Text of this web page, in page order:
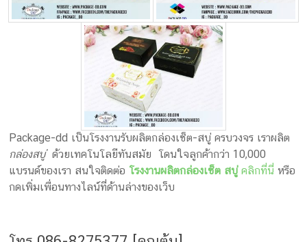
Package-dd เป็นโรงงานรับผลิตกล่องเซ็ต-สบู่ ครบวงจร เราผลิต
กล่องสบู่ด้วยเทคโนโลยีทันสมัย โดนใจลูกค้ากว่า 10,000
แบรนด์ของเรา สนใจติดต่อโรงงานผลิตกล่องเซ็ต สบู่คลิกที่นี่ หรือ
กดเพิ่มเพื่อนทางไลน์ที่ด้านล่างของเว็บ